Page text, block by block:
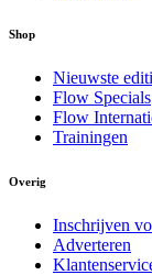
Shop
Nieuwste
Flow Specials
Flow
Trainingen
Overig
Inschrijven
Adverteren